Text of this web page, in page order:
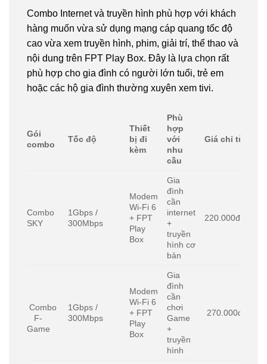
Combo Internet và truyền hình phù hợp với khách
hàng muốn vừa sử dụng mạng cáp quang tốc độ
cao vừa xem truyền hình, phim, giải trí, thể thao và
nội dung trên FPT Play Box. Đây là lựa chọn rất
phù hợp cho gia đình có người lớn tuổi, trẻ em
hoặc các hộ gia đình thường xuyên xem tivi.
Gói
combo
Tốc độ
Thiết
bị đi
kèm
Phù
hợp
với
nhu
cầu
Giá chỉ từ
Combo
SKY
1Gbps /
300Mbps
Modem
Wi-Fi 6
+ FPT
Play
Box
Gia
đình
cần
internet
+
truyền
hình cơ
bản
220.000đ/tháng
Combo
F-
Game
1Gbps /
300Mbps
Modem
Wi-Fi 6
+ FPT
Play
Box
Gia
đình
cần
chơi
Game
+
truyền
hình
270.000đ/tháng